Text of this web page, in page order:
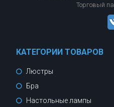
Торговый
КАТЕГОРИИ ТОВАРОВ
Люстры
Бра
Настольные лампы